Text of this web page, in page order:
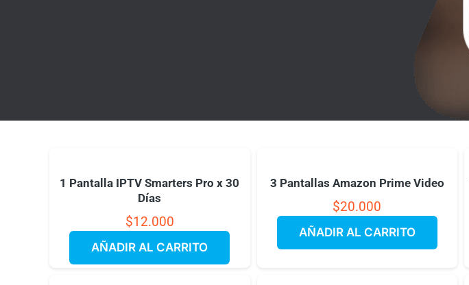
1 Pantalla IPTV Smarters Pro x 30
Días
$12.000
AÑADIR AL CARRITO
3 Pantallas Amazon Prime Video
$20.000
AÑADIR AL CARRITO